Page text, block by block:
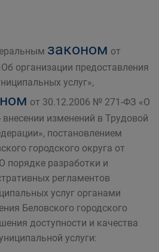
законом от
организации предоставления
услуг»,
от 30.12.2006 № 271-ФЗ «О
изменений в Трудовой
постановлением
городского округа от
порядке разработки и
регламентов
услуг органами
Беловского городского
доступности и качества
услуги: